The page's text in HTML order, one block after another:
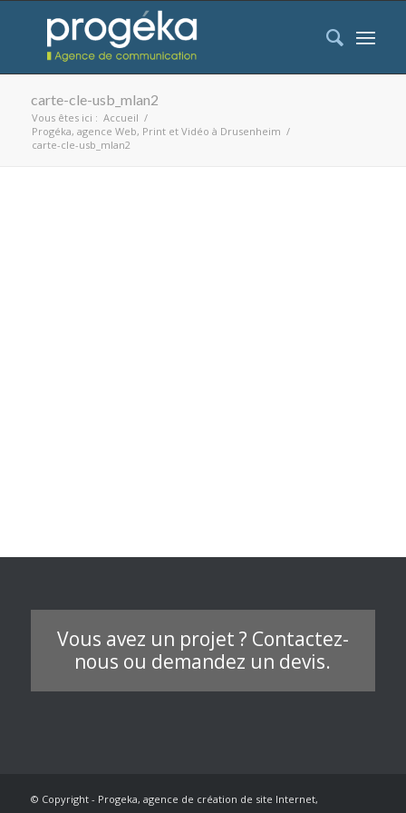
carte-cle-usb_mlan2
Vous êtes ici : Accueil /
Progéka, agence Web, Print et Vidéo à Drusenheim /
carte-cle-usb_mlan2
Vous avez un projet ? Contactez-
nous ou demandez un devis.
© Copyright - Progeka, agence de création de site Internet,